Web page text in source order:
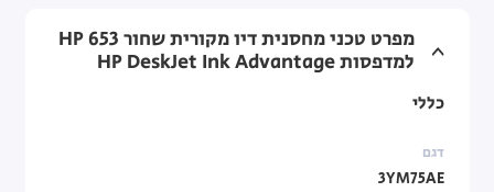
מפרט טכני מחסנית דיו מקורית שחור HP 653
למדפסות HP DeskJet Ink Advantage
כללי
דגם
3YM75AE